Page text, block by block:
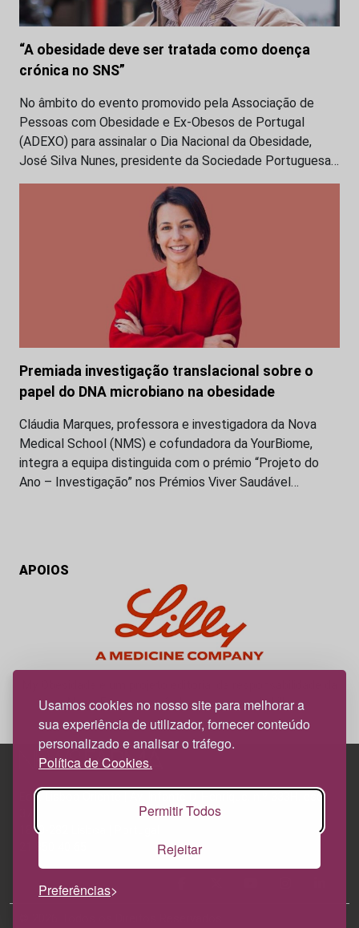
Usamos cookies no nosso site para melhorar a
sua experiência de utilizador, fornecer conteúdo
personalizado e analisar o tráfego.
Política de Cookies.
Permitir Todos
Rejeitar
Preferências
“A obesidade deve ser tratada como doença
crónica no SNS”
No âmbito do evento promovido pela Associação de
Pessoas com Obesidade e Ex-Obesos de Portugal
(ADEXO) para assinalar o Dia Nacional da Obesidade,
José Silva Nunes, presidente da Sociedade Portuguesa…
Premiada investigação translacional sobre o
papel do DNA microbiano na obesidade
Cláudia Marques, professora e investigadora da Nova
Medical School (NMS) e cofundadora da YourBiome,
integra a equipa distinguida com o prémio “Projeto do
Ano – Investigação” nos Prémios Viver Saudável…
APOIOS
News Farma, possível com o apoio da Lilly.
Edif. Lisboa Oriente | Av. Infante D. Henrique, n.º 333H, esc.
1800-282 Lisboa | Portugal